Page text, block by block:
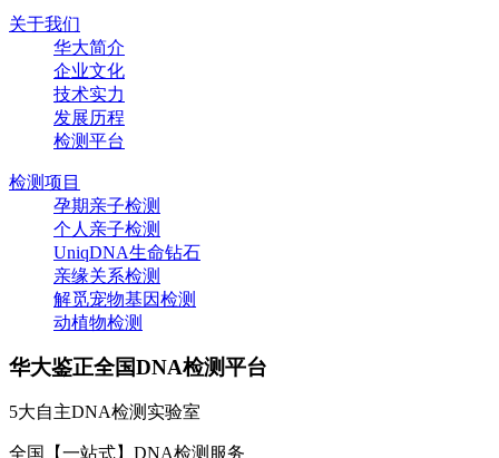
关于我们
华大简介
企业文化
技术实力
发展历程
检测平台
检测项目
孕期亲子检测
个人亲子检测
UniqDNA生命钻石
亲缘关系检测
解觅宠物基因检测
动植物检测
华大鉴正全国DNA检测平台
5大自主DNA检测实验室
全国【一站式】DNA检测服务